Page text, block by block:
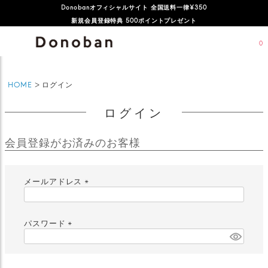
Donobanオフィシャルサイト 全国送料一律¥350
新規会員登録特典 500ポイントプレゼント
0
HOME ログイン
ログイン
会員登録がお済みのお客様
メールアドレス
)
パスワード